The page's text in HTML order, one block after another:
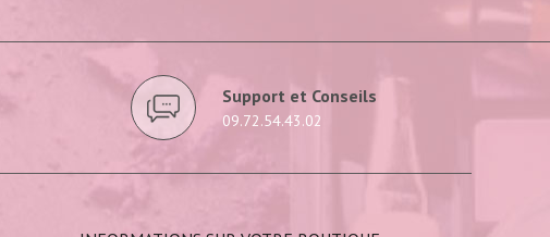
Support et Conseils
09.72.54.43.02